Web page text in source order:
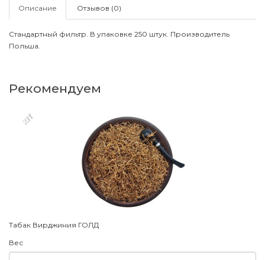
Описание Отзывов (0)
Стандартный фильтр. В упаковке 250 штук. Производитель
Польша.
Рекомендуем
Табак Вирджиния ГОЛД
XIT
Вес